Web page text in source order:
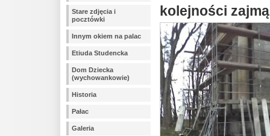
Stare zdjęcia i
pocztówki
Innym okiem na palac
Etiuda Studencka
Dom Dziecka
(wychowankowie)
Historia
Pałac
Galeria
kolejności